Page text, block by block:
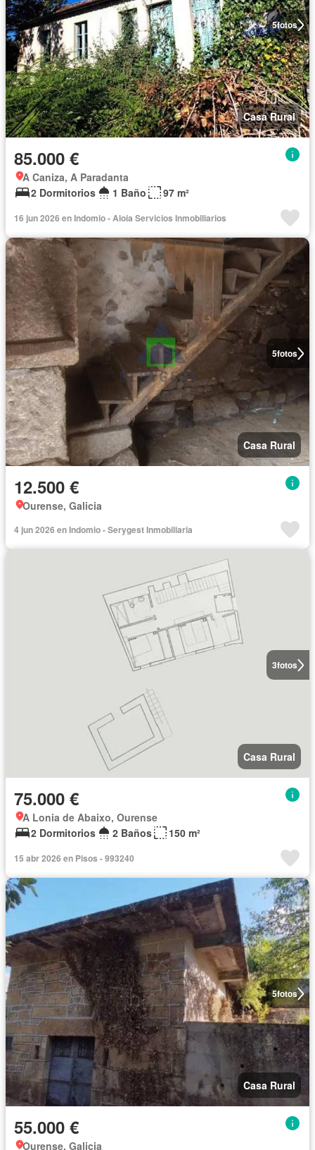
5fotos
Casa Rural
85.000 €
A Caniza, A Paradanta
2 Dormitorios
1 Baño 97 m²
16 jun 2026 en Indomio - Aloia Servicios Inmobiliarios
5fotos
Casa Rural
12.500 €
Ourense, Galicia
4 jun 2026 en Indomio - Serygest Inmobiliaria
3fotos
Casa Rural
75.000 €
A Lonia de Abaixo, Ourense
2 Dormitorios
2 Baños 150 m²
15 abr 2026 en Pisos - 993240
5fotos
Casa Rural
55.000 €
Ourense, Galicia